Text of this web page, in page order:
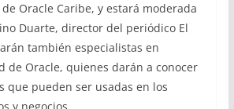
Oracle Caribe, y estará moderada
Duarte, director del periódico El
también especialistas en
de Oracle, quienes darán a conocer
que pueden ser usadas en los